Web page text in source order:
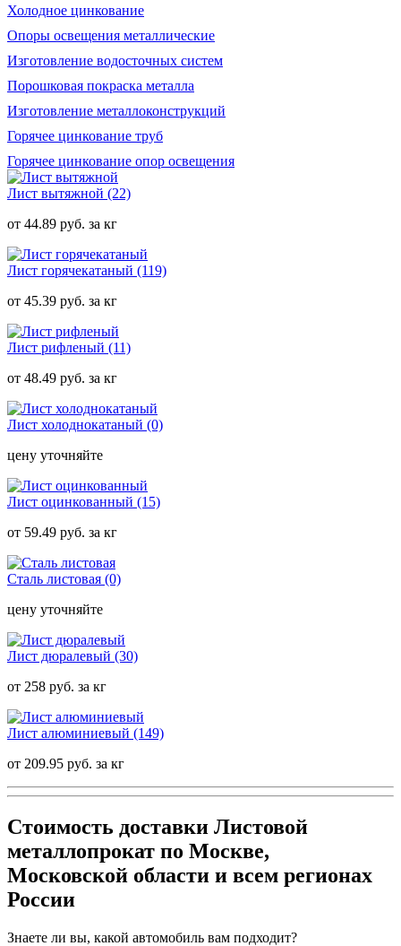
Холодное цинкование
Опоры освещения металлические
Изготовление водосточных систем
Порошковая покраска металла
Изготовление металлоконструкций
Горячее цинкование труб
Горячее цинкование опор освещения
Лист вытяжной (22)
от 44.89 руб. за кг
Лист горячекатаный (119)
от 45.39 руб. за кг
Лист рифленый (11)
от 48.49 руб. за кг
Лист холоднокатаный (0)
цену уточняйте
Лист оцинкованный (15)
от 59.49 руб. за кг
Сталь листовая (0)
цену уточняйте
Лист дюралевый (30)
от 258 руб. за кг
Лист алюминиевый (149)
от 209.95 руб. за кг
Стоимость доставки Листовой
металлопрокат по Москве,
Московской области и всем регионах
России
Знаете ли вы, какой автомобиль вам подходит?